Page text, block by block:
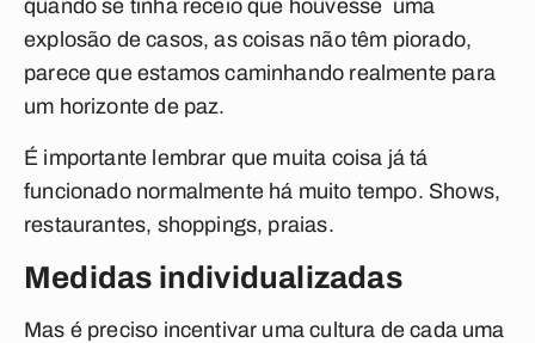
quando se tinha receio que houvesse uma
explosão de casos, as coisas não têm piorado,
parece que estamos caminhando realmente para
um horizonte de paz.
É importante lembrar que muita coisa já tá
funcionado normalmente há muito tempo. Shows,
restaurantes, shoppings, praias.
Medidas individualizadas
Mas é preciso incentivar uma cultura de cada uma